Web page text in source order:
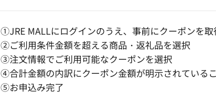
①JRE MALLにログインのうえ、事前にクーポンを取
②ご利用条件金額を超える商品・返礼品を選択
③注文情報でご利用可能なクーポンを選択
④合計金額の内訳にクーポン金額が明示されている
⑤お申込み完了